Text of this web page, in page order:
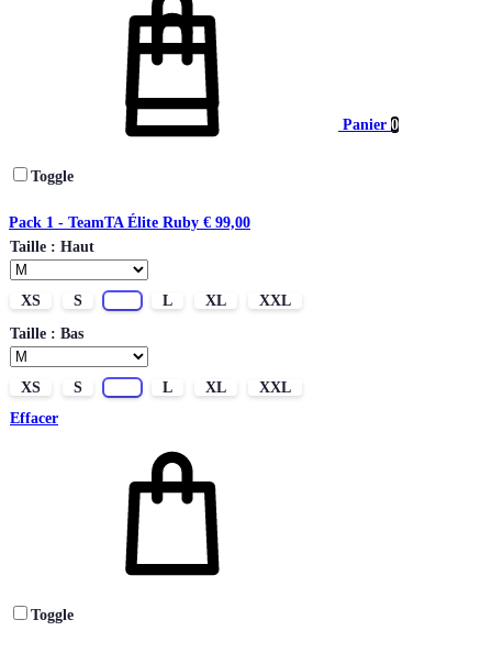
Panier 0
Toggle
Pack 1 - TeamTA Élite Ruby € 99,00
Taille : Haut
XS S L XL
XXL
Taille : Bas
XS S L XL
XXL
Effacer
Toggle